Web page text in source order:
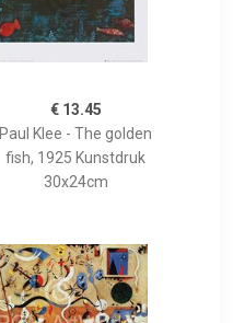
€ 13.45
Paul Klee - The golden
fish, 1925 Kunstdruk
30x24cm